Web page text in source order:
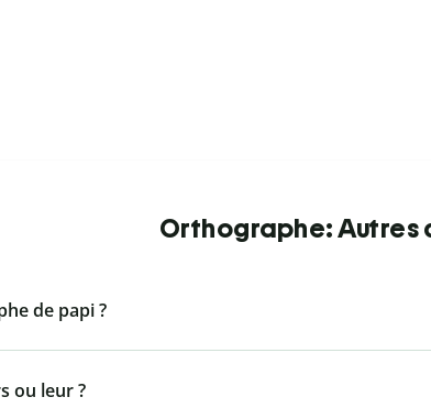
Orthographe: Autres
de papi ?
ou leur ?